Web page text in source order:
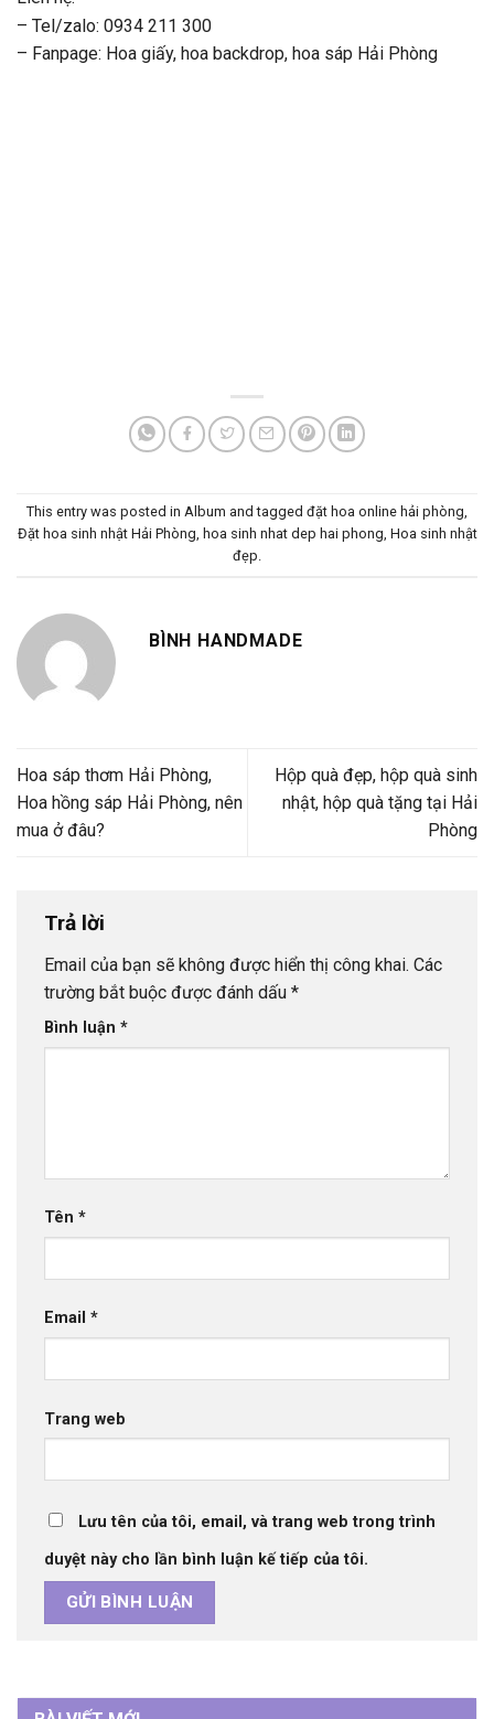
– Tel/zalo: 0934 211 300
– Fanpage: Hoa giấy, hoa backdrop, hoa sáp Hải Phòng
This entry was posted in Album and tagged đặt hoa online hải phòng,
Đặt hoa sinh nhật Hải Phòng, hoa sinh nhat dep hai phong, Hoa sinh nhật
đẹp.
BÌNH HANDMADE
Hoa sáp thơm Hải Phòng,
Hoa hồng sáp Hải Phòng, nên
mua ở đâu?
Hộp quà đẹp, hộp quà sinh
nhật, hộp quà tặng tại Hải
Phòng
Trả lời
Email của bạn sẽ không được hiển thị công khai. Các
trường bắt buộc được đánh dấu *
Bình luận *
Tên *
Email *
Trang web
Lưu tên của tôi, email, và trang web trong trình
duyệt này cho lần bình luận kế tiếp của tôi.